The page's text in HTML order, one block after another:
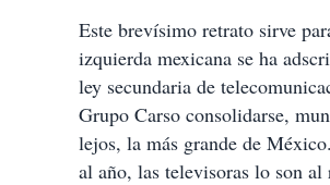
Este brevísimo retrato sirve
izquierda mexicana se ha
ley secundaria de
Grupo Carso consolidarse,
lejos, la más grande de
al año, las televisoras lo son